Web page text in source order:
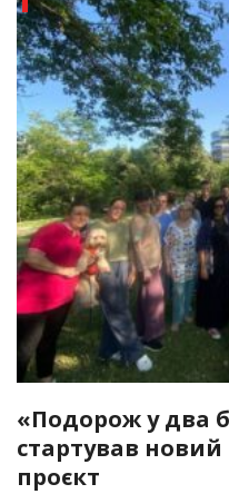
«Подорож у два
стартував
проєкт